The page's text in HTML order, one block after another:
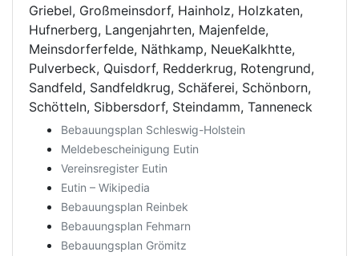
Griebel, Großmeinsdorf, Hainholz, Holzkaten,
Hufnerberg, Langenjahrten, Majenfelde,
Meinsdorferfelde, Näthkamp, NeueKalkhtte,
Pulverbeck, Quisdorf, Redderkrug, Rotengrund,
Sandfeld, Sandfeldkrug, Schäferei, Schönborn,
Schötteln, Sibbersdorf, Steindamm, Tanneneck
Bebauungsplan Schleswig-Holstein
Meldebescheinigung Eutin
Vereinsregister Eutin
Eutin – Wikipedia
Bebauungsplan Reinbek
Bebauungsplan Fehmarn
Bebauungsplan Grömitz